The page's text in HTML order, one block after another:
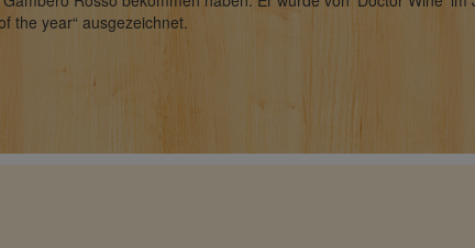
the year“ ausgezeichnet.